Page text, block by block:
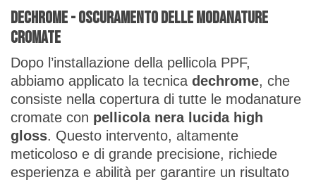
Dechrome - Oscuramento delle modanature
cromate
Dopo l’installazione della pellicola PPF,
abbiamo applicato la tecnica dechrome, che
consiste nella copertura di tutte le modanature
cromate con pellicola nera lucida high
gloss. Questo intervento, altamente
meticoloso e di grande precisione, richiede
esperienza e abilità per garantire un risultato